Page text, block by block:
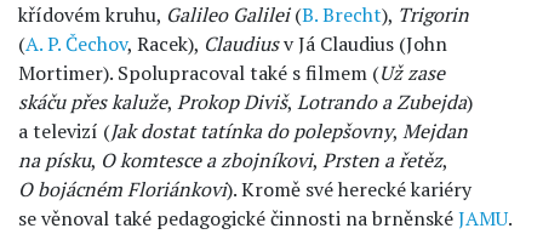
křídovém kruhu, Galileo Galilei(B. Brecht), Trigorin
(A. P. Čechov, Racek), Claudiusv Já Claudius (John
Mortimer). Spolupracoval také s filmem (Už zase
skáču přes kaluže, Prokop Diviš, Lotrando a Zubejda)
a televizí (Jak dostat tatínka do polepšovny, Mejdan
na písku, O komtesce a zbojníkovi, Prsten a řetěz,
O bojácném Floriánkovi). Kromě své herecké kariéry
se věnoval také pedagogické činnosti na brněnskéJAMU.